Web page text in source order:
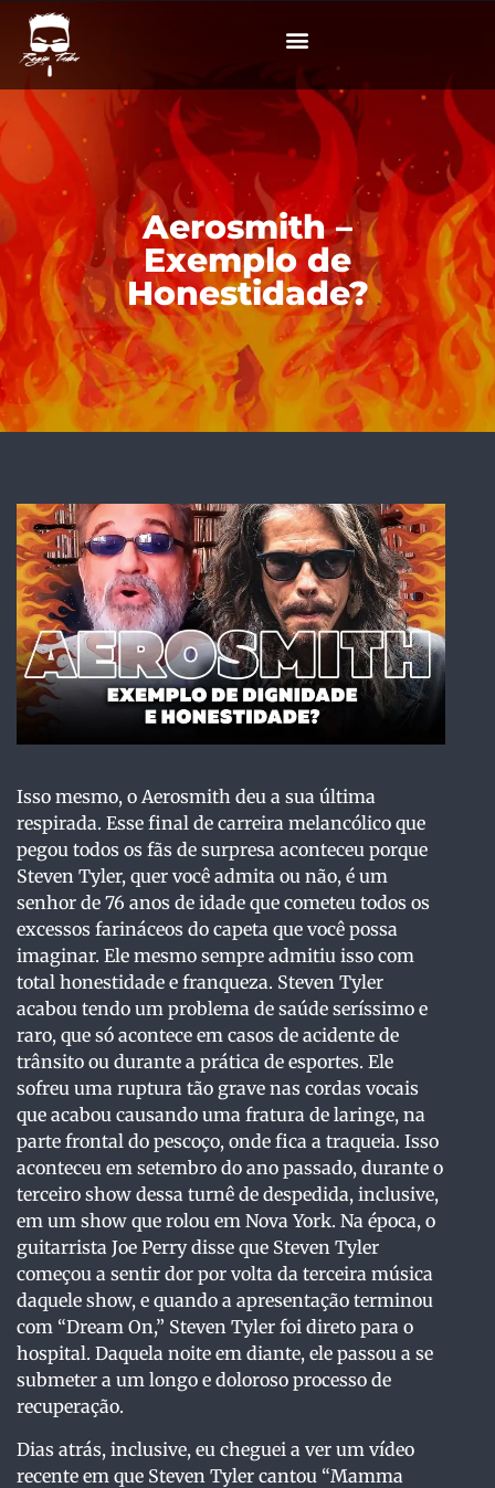
Aerosmith –
Exemplo de
Honestidade?
Isso mesmo, o Aerosmith deu a sua última
respirada. Esse final de carreira melancólico que
pegou todos os fãs de surpresa aconteceu porque
Steven Tyler, quer você admita ou não, é um
senhor de 76 anos de idade que cometeu todos os
excessos farináceos do capeta que você possa
imaginar. Ele mesmo sempre admitiu isso com
total honestidade e franqueza. Steven Tyler
acabou tendo um problema de saúde seríssimo e
raro, que só acontece em casos de acidente de
trânsito ou durante a prática de esportes. Ele
sofreu uma ruptura tão grave nas cordas vocais
que acabou causando uma fratura de laringe, na
parte frontal do pescoço, onde fica a traqueia. Isso
aconteceu em setembro do ano passado, durante o
terceiro show dessa turnê de despedida, inclusive,
em um show que rolou em Nova York. Na época, o
guitarrista Joe Perry disse que Steven Tyler
começou a sentir dor por volta da terceira música
daquele show, e quando a apresentação terminou
com “Dream On,” Steven Tyler foi direto para o
hospital. Daquela noite em diante, ele passou a se
submeter a um longo e doloroso processo de
recuperação.
Dias atrás, inclusive, eu cheguei a ver um vídeo
recente em que Steven Tyler cantou “Mamma